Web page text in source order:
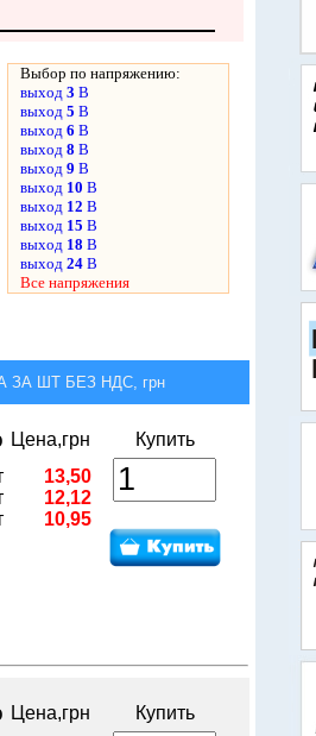
Выбор по напряжению:
выход 3 В
выход 5 В
выход 6 В
выход 8 В
выход 9 В
выход 10 В
выход 12 В
выход 15 В
выход 18 В
выход 24 В
Все напряжения
ЗА ШТ БЕЗ НДС, грн
Цена,грн
Купить
13,50
12,12
10,95
Цена,грн
Купить